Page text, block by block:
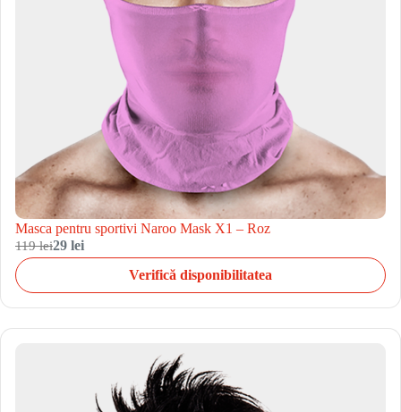
Masca pentru sportivi Naroo Mask X1 – Roz
119 lei29 lei
Verifică disponibilitatea